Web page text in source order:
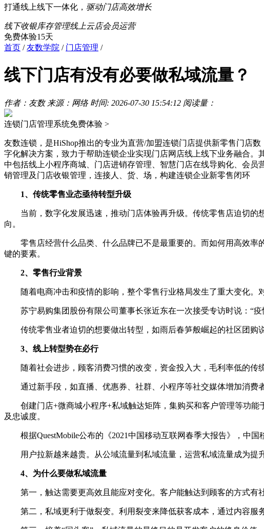
打通线上线下一体化， 驱动门店高效增长
线下收银库存管理线上云店会员运营
免费体验15天
首页 /友数学院 / 门店管理 /
线下门店有没有必要做私域流量？
作者：友数 来源：网络 时间: 2026-07-30 15:54:12 阅读量：
连锁门店管理系统免费体验 >
友数连锁，是HiShop推出的专业为直营/加盟连锁门店提供新零售门店数
字化解决方案，致力于帮助连锁企业实现门店网店线上线下业务融合。
中包括线上小程序商城、门店进销存管理、智慧门店在线导购化、会员
销管理及门店收银管理，连接人、货、场，构建连锁企业新零售闭环
1、传统零售业态亟待转型升级
当前，数字化发展迅速，推动门店体验再升级。传统零售店迫切的
向。
零售店经营什么品类、什么品牌已不是最重要的。而如何用高效率
键的要素。
2、零售行业背景
随着电商冲击和疫情的影响，整个零售行业格局发生了重大变化。
苏宁易购集团股份有限公司董事长张近东在一次接受专访时说：“疫
传统零售业者迫切的想要做出转型，如雨后春笋般崛起的社区团购
3、线上转型势在必行
随着社会进步，顾客消费习惯的改变，资金投入大，毛利率低的传
通过新手段，如直播、优惠券、社群、小程序等社交媒体增加消费
创建门店+微商城小程序+私域触达矩阵，集购买和客户管理等功能
及忠诚度。
根据QuestMobile公布的《2021中国移动互联网春季大报告》，中国
用户拉新越来越贵。从公域流量到私域流量，运营私域流量成为提升
4、为什么要做私域流量
第一，触达需要更高效且能应对变化。客户能触达到顾客的方式有
第二，私域更利于做裂变。利用裂变来降低获客成本，通过内容服